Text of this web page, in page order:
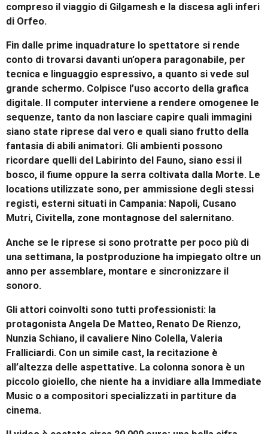
compreso il viaggio di Gilgamesh e la discesa agli inferi
di Orfeo.
Fin dalle prime inquadrature lo spettatore si rende
conto di trovarsi davanti un’opera paragonabile, per
tecnica e linguaggio espressivo, a quanto si vede sul
grande schermo. Colpisce l’uso accorto della grafica
digitale. Il computer interviene a rendere omogenee le
sequenze, tanto da non lasciare capire quali immagini
siano state riprese dal vero e quali siano frutto della
fantasia di abili animatori. Gli ambienti possono
ricordare quelli del Labirinto del Fauno, siano essi il
bosco, il fiume oppure la serra coltivata dalla Morte. Le
locations utilizzate sono, per ammissione degli stessi
registi, esterni situati in Campania: Napoli, Cusano
Mutri, Civitella, zone montagnose del salernitano.
Anche se le riprese si sono protratte per poco più di
una settimana, la postproduzione ha impiegato oltre un
anno per assemblare, montare e sincronizzare il
sonoro.
Gli attori coinvolti sono tutti professionisti: la
protagonista Angela De Matteo, Renato De Rienzo,
Nunzia Schiano, il cavaliere Nino Colella, Valeria
Fralliciardi. Con un simile cast, la recitazione è
all’altezza delle aspettative. La colonna sonora è un
piccolo gioiello, che niente ha a invidiare alla Immediate
Music o a compositori specializzati in partiture da
cinema.